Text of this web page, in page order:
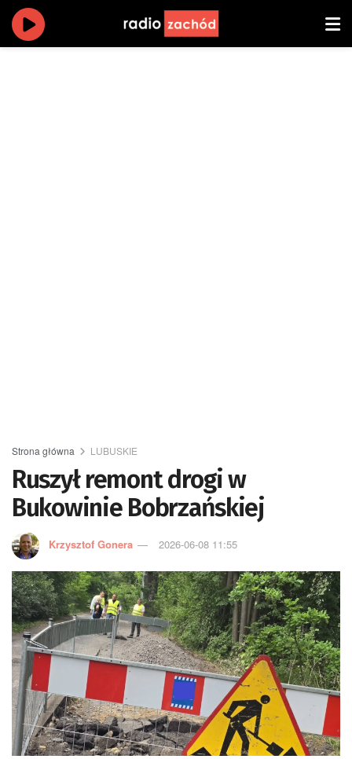
Strona główna LUBUSKIE
Ruszył remont drogi w
Bukowinie Bobrzańskiej
Krzysztof Gonera 2026-06-08 11:55